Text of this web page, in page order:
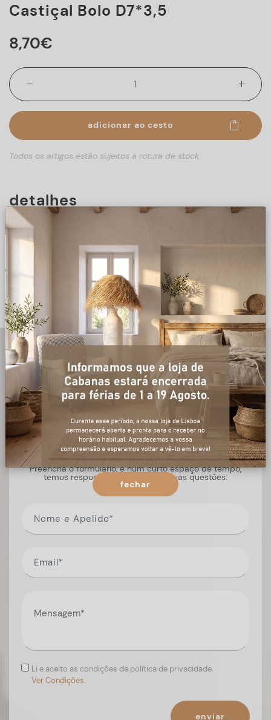
Castiçal Bolo D7*3,5
8,70€
adicionar ao cesto
Todos os artigos estão sujeitos a rotura de stock.
detalhes
DESCRIÇÃO
+ informações
Preencha o formulário, e num curto espaço de tempo,
temos respostas para todas as suas questões.
Li e aceito as condições de política de privacidade.
Ver Condições.
enviar
fechar